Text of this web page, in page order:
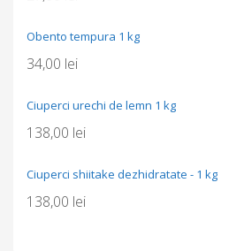
Obento tempura 1 kg
34,00 lei
Ciuperci urechi de lemn 1 kg
138,00 lei
Ciuperci shiitake dezhidratate - 1 kg
138,00 lei